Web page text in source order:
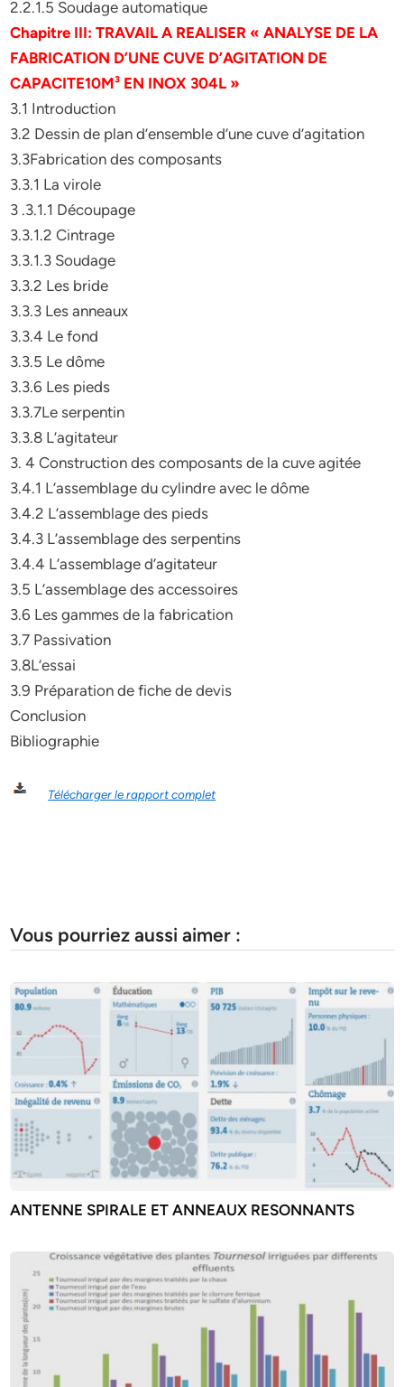
2.2.1.5 Soudage automatique
Chapitre III: TRAVAIL A REALISER « ANALYSE DE LA
FABRICATION D’UNE CUVE D’AGITATION DE
CAPACITE10M³ EN INOX 304L »
3.1 Introduction
3.2 Dessin de plan d’ensemble d’une cuve d’agitation
3.3Fabrication des composants
3.3.1 La virole
3 .3.1.1 Découpage
3.3.1.2 Cintrage
3.3.1.3 Soudage
3.3.2 Les bride
3.3.3 Les anneaux
3.3.4 Le fond
3.3.5 Le dôme
3.3.6 Les pieds
3.3.7Le serpentin
3.3.8 L’agitateur
3. 4 Construction des composants de la cuve agitée
3.4.1 L’assemblage du cylindre avec le dôme
3.4.2 L’assemblage des pieds
3.4.3 L’assemblage des serpentins
3.4.4 L’assemblage d’agitateur
3.5 L’assemblage des accessoires
3.6 Les gammes de la fabrication
3.7 Passivation
3.8L’essai
3.9 Préparation de fiche de devis
Conclusion
Bibliographie
Télécharger le rapport complet
Vous pourriez aussi aimer :
ANTENNE SPIRALE ET ANNEAUX RESONNANTS